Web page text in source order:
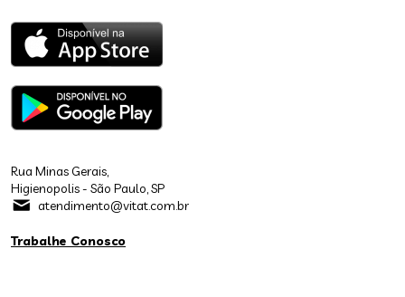
Rua Minas Gerais,
Higienopolis - São Paulo, SP
atendimento@vitat.com.br
Trabalhe Conosco